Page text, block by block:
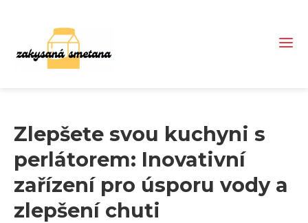
Zlepšete svou kuchyni s
perlátorem: Inovativní
zařízení pro úsporu vody a
zlepšení chuti